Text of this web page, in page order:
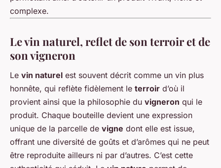
complexe.
Le vin naturel, reflet de son terroir et de
son vigneron
Le vin naturel est souvent décrit comme un vin plus
honnête, qui reflète fidèlement le terroir d’où il
provient ainsi que la philosophie du vigneron qui le
produit. Chaque bouteille devient une expression
unique de la parcelle de vigne dont elle est issue,
offrant une diversité de goûts et d’arômes qui ne peut
être reproduite ailleurs ni par d’autres. C’est cette